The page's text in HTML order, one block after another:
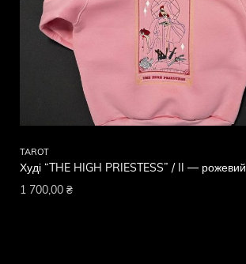
TAROT
Худі “THE HIGH PRIESTESS” / II — рожевий
1 700,00 ₴